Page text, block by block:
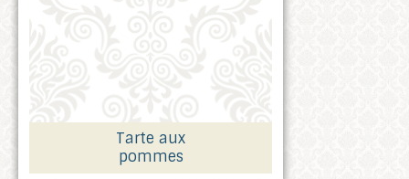
Tarte aux
pommes